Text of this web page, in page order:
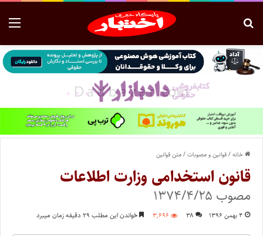
خانه/قوانین و مصوبات/متن قوانین
‌قانون استخدامی وزارت اطلاعات
مصوب ۱۳۷۴/۴/۲۵
۴ بهمن ۱۳۹۶ ۳۸ ۳,۶۹۶ خواندن این مطلب ۲۹ دقیقه زمان میبرد